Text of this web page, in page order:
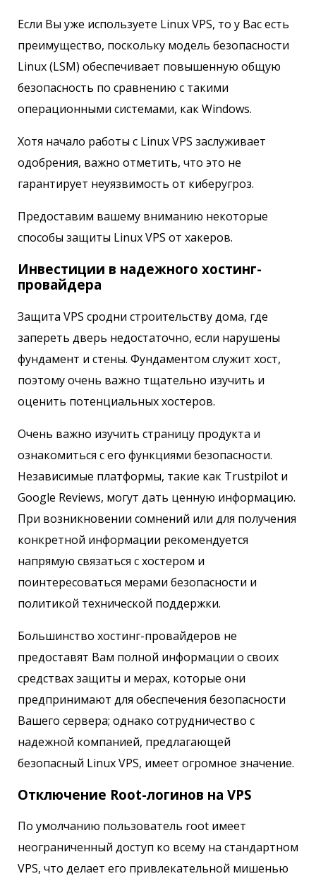
Если Вы уже используете Linux VPS, то у Вас есть
преимущество, поскольку модель безопасности
Linux (LSM) обеспечивает повышенную общую
безопасность по сравнению с такими
операционными системами, как Windows.
Хотя начало работы с Linux VPS заслуживает
одобрения, важно отметить, что это не
гарантирует неуязвимость от киберугроз.
Предоставим вашему вниманию некоторые
способы защиты Linux VPS от хакеров.
Инвестиции в надежного хостинг-
провайдера
Защита VPS сродни строительству дома, где
запереть дверь недостаточно, если нарушены
фундамент и стены. Фундаментом служит хост,
поэтому очень важно тщательно изучить и
оценить потенциальных хостеров.
Очень важно изучить страницу продукта и
ознакомиться с его функциями безопасности.
Независимые платформы, такие как Trustpilot и
Google Reviews, могут дать ценную информацию.
При возникновении сомнений или для получения
конкретной информации рекомендуется
напрямую связаться с хостером и
поинтересоваться мерами безопасности и
политикой технической поддержки.
Большинство хостинг-провайдеров не
предоставят Вам полной информации о своих
средствах защиты и мерах, которые они
предпринимают для обеспечения безопасности
Вашего сервера; однако сотрудничество с
надежной компанией, предлагающей
безопасный Linux VPS, имеет огромное значение.
Отключение Root-логинов на VPS
По умолчанию пользователь root имеет
неограниченный доступ ко всему на стандартном
VPS, что делает его привлекательной мишенью